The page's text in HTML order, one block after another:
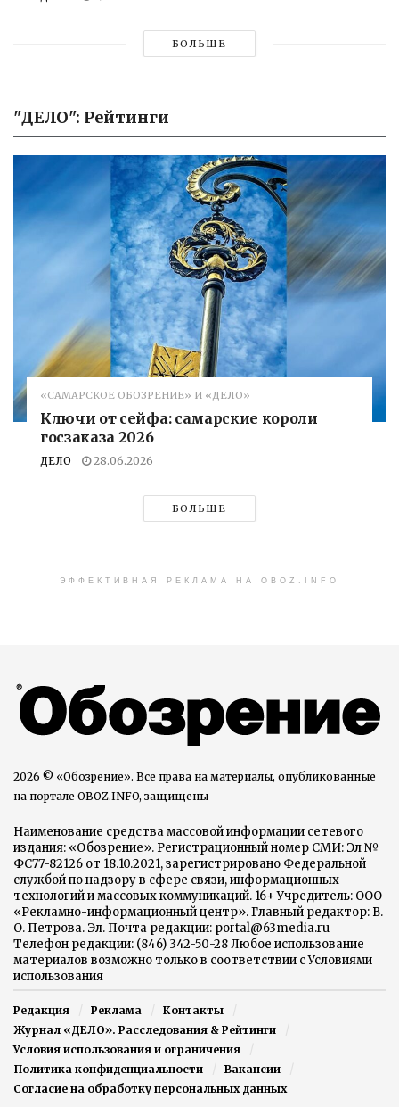
БОЛЬШЕ
"ДЕЛО": Рейтинги
«САМАРСКОЕ ОБОЗРЕНИЕ» И «ДЕЛО»
Ключи от сейфа: самарские короли
госзаказа 2026
ДЕЛО 28.06.2026
БОЛЬШЕ
ЭФФЕКТИВНАЯ РЕКЛАМА НА OBOZ.INFO
2026 © «Обозрение». Все права на материалы, опубликованные
на портале OBOZ.INFO, защищены
Наименование средства массовой информации сетевого
издания: «Обозрение». Регистрационный номер СМИ: Эл №
ФС77-82126 от 18.10.2021, зарегистрировано Федеральной
службой по надзору в сфере связи, информационных
технологий и массовых коммуникаций. 16+ Учредитель: ООО
«Рекламно-информационный центр». Главный редактор: В.
О. Петрова. Эл. Почта редакции: portal@63media.ru
Телефон редакции: (846) 342-50-28 Любое использование
материалов возможно только в соответствии с Условиями
использования
Редакция Реклама
Контакты
Журнал «ДЕЛО». Расследования & Рейтинги
Условия использования и ограничения
Политика конфиденциальности
Вакансии
Согласие на обработку персональных данных